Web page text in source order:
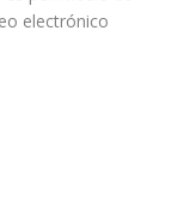
electrónico